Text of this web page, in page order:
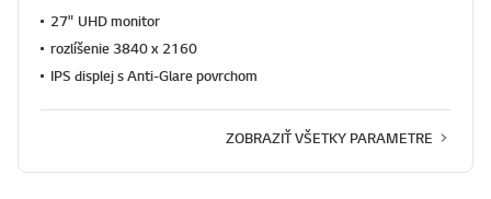
27" UHD monitor
rozlíšenie 3840 x 2160
IPS displej s Anti-Glare povrchom
ZOBRAZIŤ VŠETKY PARAMETRE